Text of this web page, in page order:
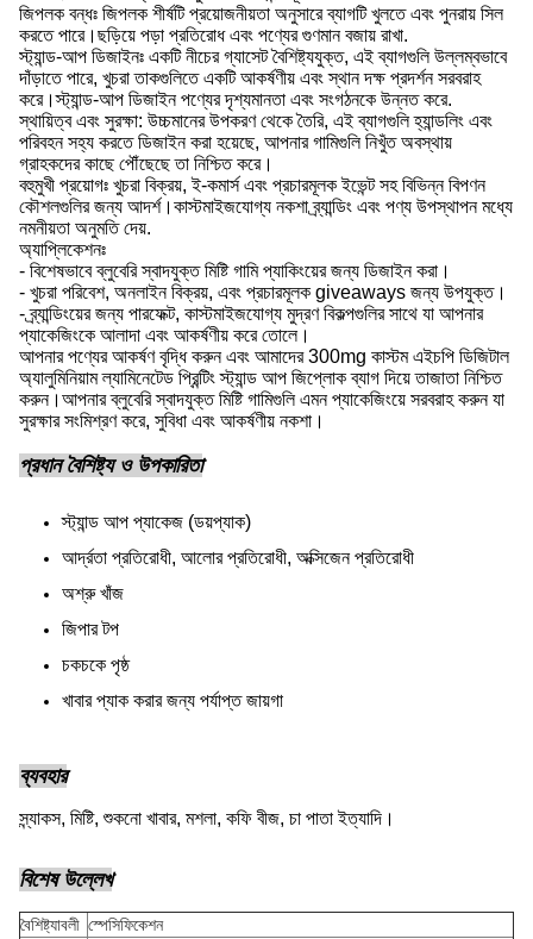
জিপলক বন্ধঃ জিপলক শীর্ষটি প্রয়োজনীয়তা অনুসারে ব্যাগটি খুলতে এবং পুনরায় সিল
করতে পারে।ছড়িয়ে পড়া প্রতিরোধ এবং পণ্যের গুণমান বজায় রাখা.
স্ট্যান্ড-আপ ডিজাইনঃ একটি নীচের গ্যাসেট বৈশিষ্ট্যযুক্ত, এই ব্যাগগুলি উল্লম্বভাবে
দাঁড়াতে পারে, খুচরা তাকগুলিতে একটি আকর্ষণীয় এবং স্থান দক্ষ প্রদর্শন সরবরাহ
করে।স্ট্যান্ড-আপ ডিজাইন পণ্যের দৃশ্যমানতা এবং সংগঠনকে উন্নত করে.
স্থায়িত্ব এবং সুরক্ষা: উচ্চমানের উপকরণ থেকে তৈরি, এই ব্যাগগুলি হ্যান্ডলিং এবং
পরিবহন সহ্য করতে ডিজাইন করা হয়েছে, আপনার গামিগুলি নিখুঁত অবস্থায়
গ্রাহকদের কাছে পৌঁছেছে তা নিশ্চিত করে।
বহুমুখী প্রয়োগঃ খুচরা বিক্রয়, ই-কমার্স এবং প্রচারমূলক ইভেন্ট সহ বিভিন্ন বিপণন
কৌশলগুলির জন্য আদর্শ।কাস্টমাইজযোগ্য নকশা ব্র্যান্ডিং এবং পণ্য উপস্থাপন মধ্যে
নমনীয়তা অনুমতি দেয়.
অ্যাপ্লিকেশনঃ
- বিশেষভাবে ব্লুবেরি স্বাদযুক্ত মিষ্টি গামি প্যাকিংয়ের জন্য ডিজাইন করা।
- খুচরা পরিবেশ, অনলাইন বিক্রয়, এবং প্রচারমূলক giveaways জন্য উপযুক্ত।
- ব্র্যান্ডিংয়ের জন্য পারফেক্ট, কাস্টমাইজযোগ্য মুদ্রণ বিকল্পগুলির সাথে যা আপনার
প্যাকেজিংকে আলাদা এবং আকর্ষণীয় করে তোলে।
আপনার পণ্যের আকর্ষণ বৃদ্ধি করুন এবং আমাদের 300mg কাস্টম এইচপি ডিজিটাল
অ্যালুমিনিয়াম ল্যামিনেটেড প্রিন্টিং স্ট্যান্ড আপ জিপ্লোক ব্যাগ দিয়ে তাজাতা নিশ্চিত
করুন।আপনার ব্লুবেরি স্বাদযুক্ত মিষ্টি গামিগুলি এমন প্যাকেজিংয়ে সরবরাহ করুন যা
সুরক্ষার সংমিশ্রণ করে, সুবিধা এবং আকর্ষণীয় নকশা।
প্রধান বৈশিষ্ট্য ও উপকারিতা
স্ট্যান্ড আপ প্যাকেজ (ডয়প্যাক)
আর্দ্রতা প্রতিরোধী, আলোর প্রতিরোধী, অক্সিজেন প্রতিরোধী
অশ্রু খাঁজ
জিপার টপ
চকচকে পৃষ্ঠ
খাবার প্যাক করার জন্য পর্যাপ্ত জায়গা
ব্যবহার
স্ন্যাকস, মিষ্টি, শুকনো খাবার, মশলা, কফি বীজ, চা পাতা ইত্যাদি।
বিশেষ উল্লেখ
বৈশিষ্ট্যাবলী স্পেসিফিকেশন